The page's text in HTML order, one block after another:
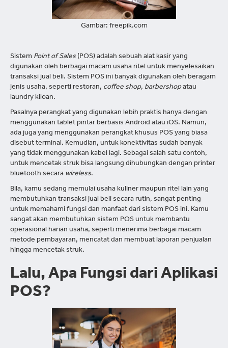
Gambar: freepik.com
Sistem Point of Sales (POS) adalah sebuah alat kasir yang
digunakan oleh berbagai macam usaha ritel untuk menyelesaikan
transaksi jual beli. Sistem POS ini banyak digunakan oleh beragam
jenis usaha, seperti restoran, coffee shop, barbershopatau
laundry kiloan.
Pasalnya perangkat yang digunakan lebih praktis hanya dengan
menggunakan tablet pintar berbasis Android atau iOS. Namun,
ada juga yang menggunakan perangkat khusus POS yang biasa
disebut terminal. Kemudian, untuk konektivitas sudah banyak
yang tidak menggunakan kabel lagi. Sebagai salah satu contoh,
untuk mencetak struk bisa langsung dihubungkan dengan printer
bluetooth secara wireless.
Bila, kamu sedang memulai usaha kuliner maupun ritel lain yang
membutuhkan transaksi jual beli secara rutin, sangat penting
untuk memahami fungsi dan manfaat dari sistem POS ini. Kamu
sangat akan membutuhkan sistem POS untuk membantu
operasional harian usaha, seperti menerima berbagai macam
metode pembayaran, mencatat dan membuat laporan penjualan
hingga mencetak struk.
Lalu, Apa Fungsi dari Aplikasi
POS?